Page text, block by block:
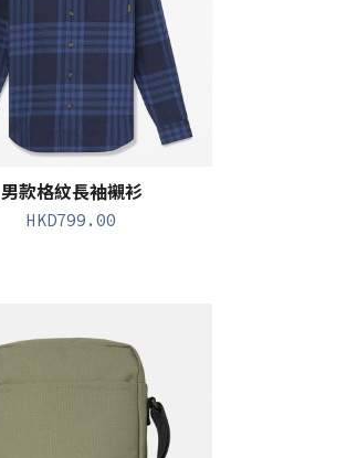
男款格紋長袖襯衫
HKD799.00